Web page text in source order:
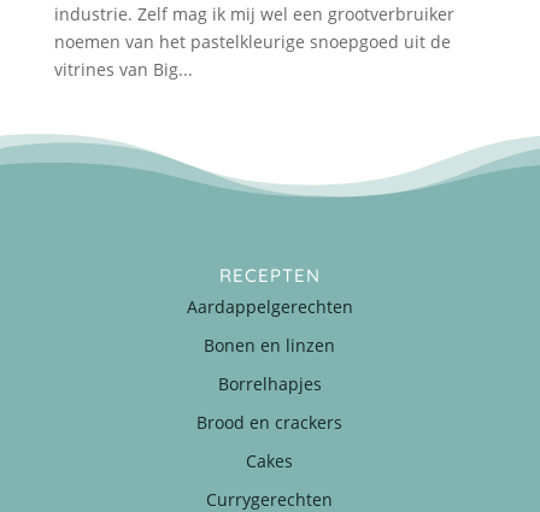
industrie. Zelf mag ik mij wel een grootverbruiker
noemen van het pastelkleurige snoepgoed uit de
vitrines van Big...
RECEPTEN
Aardappelgerechten
Bonen en linzen
Borrelhapjes
Brood en crackers
Cakes
Currygerechten